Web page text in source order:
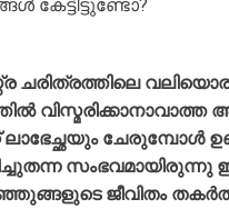
കേട്ടിട്ടുണ്ടോ?
ലാഭേച്ഛയും
ജീവിതം